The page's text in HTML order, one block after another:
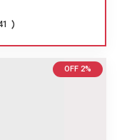
( 841 بازدید )
OFF 2%